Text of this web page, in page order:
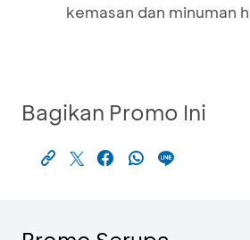
kemasan dan minuman
Bagikan Promo Ini